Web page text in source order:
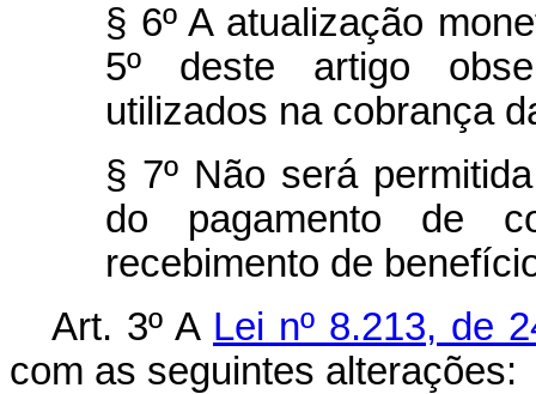
§ 6º A atualização
5º deste artigo
utilizados na cobrança
§ 7º Não será
do pagamento de
recebimento de
Art. 3º A Lei nº 8.213, de
com as seguintes alterações: